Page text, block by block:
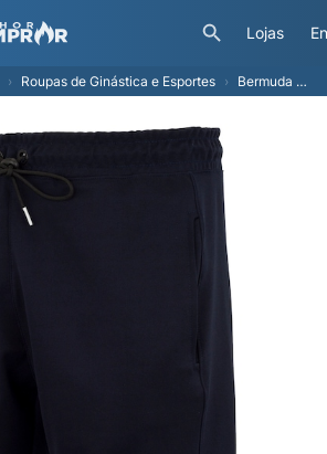
Lojas
Roupas de Ginástica e Esportes Bermuda Masculina NBA Sint Over N0208